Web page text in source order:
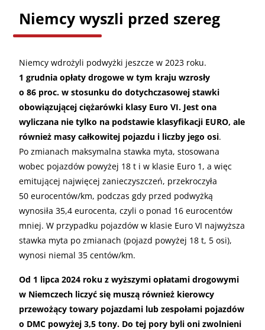
Niemcy wyszli przed szereg
Niemcy wdrożyli podwyżki jeszcze w 2023 roku.
1 grudnia opłaty drogowe w tym kraju wzrosły
o 86 proc. w stosunku do dotychczasowej stawki
obowiązującej ciężarówki klasy Euro VI. Jest ona
wyliczana nie tylko na podstawie klasyfikacji EURO, ale
również masy całkowitej pojazdu i liczby jego osi.
Po zmianach maksymalna stawka myta, stosowana
wobec pojazdów powyżej 18 t i w klasie Euro 1, a więc
emitującej najwięcej zanieczyszczeń, przekroczyła
50 eurocentów/km, podczas gdy przed podwyżką
wynosiła 35,4 eurocenta, czyli o ponad 16 eurocentów
mniej. W przypadku pojazdów w klasie Euro VI najwyższa
stawka myta po zmianach (pojazd powyżej 18 t, 5 osi),
wynosi niemal 35 centów/km.
Od 1 lipca 2024 roku z wyższymi opłatami drogowymi
w Niemczech liczyć się muszą również kierowcy
przewożący towary pojazdami lub zespołami pojazdów
o DMC powyżej 3,5 tony. Do tej pory byli oni zwolnieni